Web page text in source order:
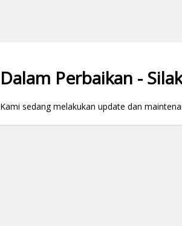
Dalam Perbaikan -
Kami sedang melakukan update dan